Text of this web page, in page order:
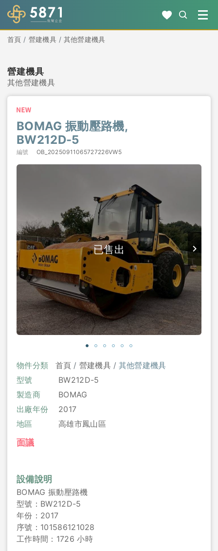
首頁 營建機具 其他營建機具
營建機具
其他營建機具
BOMAG 振動壓路機,
BW212D-5
編號 OB_20250911065727226VW5
已售出
物件分類 首頁 營建機具
其他營建機具
型號
BW212D-5
製造商
BOMAG
出廠年份
2017
地區
高雄市鳳山區
面議
設備說明
BOMAG 振動壓路機
型號：BW212D-5
年份：2017
序號：101586121028
工作時間：1726 小時